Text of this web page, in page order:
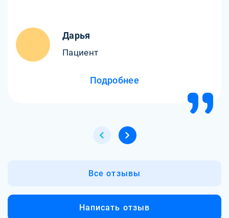
Дарья
Пациент
Подробнее
Все отзывы
Написать отзыв